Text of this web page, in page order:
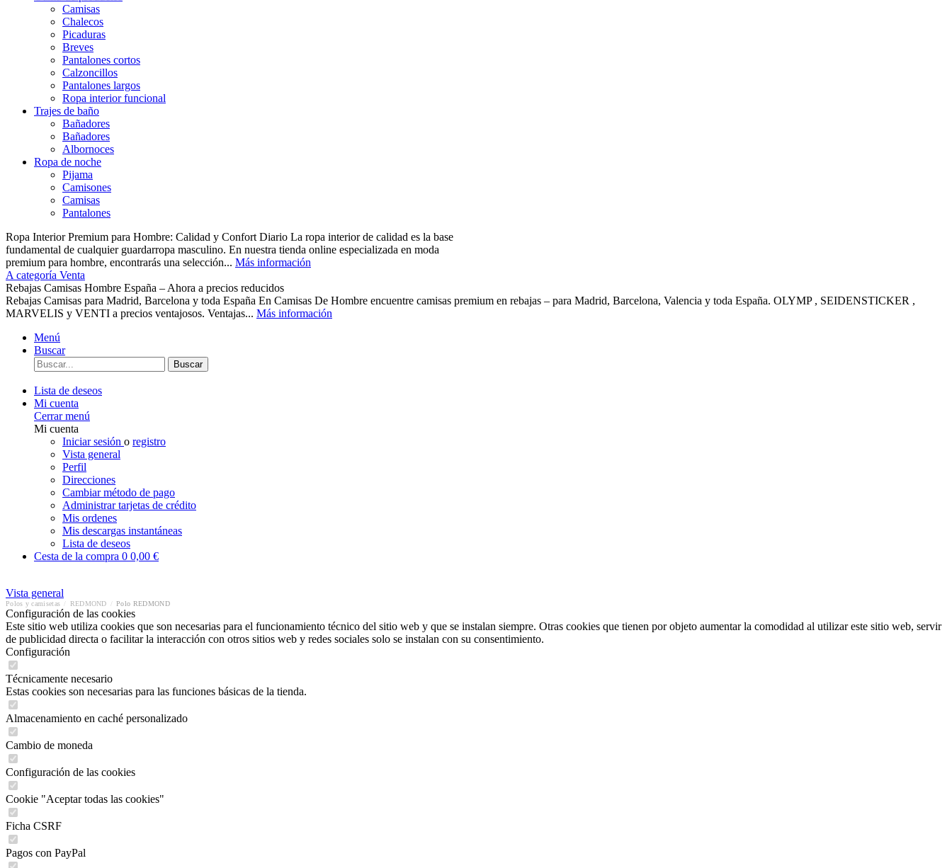
Camisas
Chalecos
Picaduras
Breves
Pantalones cortos
Calzoncillos
Pantalones largos
Ropa interior funcional
Trajes de baño
Bañadores
Bañadores
Albornoces
Ropa de noche
Pijama
Camisones
Camisas
Pantalones
Ropa Interior Premium para Hombre: Calidad y Confort Diario La ropa interior de calidad es la base
fundamental de cualquier guardarropa masculino. En nuestra tienda online especializada en moda
premium para hombre, encontrarás una selección... Más información
A categoría Venta
Rebajas Camisas Hombre España – Ahora a precios reducidos
Rebajas Camisas para Madrid, Barcelona y toda España En Camisas De Hombre encuentre camisas premium en rebajas – para Madrid, Barcelona, Valencia y toda España. OLYMP , SEIDENSTICKER ,
MARVELIS y VENTI a precios ventajosos. Ventajas... Más información
Menú
Buscar
Buscar
Lista de deseos
Mi cuenta
Cerrar menú
Mi cuenta
Iniciar sesión o registro
Vista general
Perfil
Direcciones
Cambiar método de pago
Administrar tarjetas de crédito
Mis ordenes
Mis descargas instantáneas
Lista de deseos
Cesta de la compra 0 0,00 €
Vista general
Polos y camisetas REDMOND Polo REDMOND
Configuración de las cookies
Este sitio web utiliza cookies que son necesarias para el funcionamiento técnico del sitio web y que se instalan siempre. Otras cookies que tienen por objeto aumentar la comodidad al utilizar este sitio web, servir
de publicidad directa o facilitar la interacción con otros sitios web y redes sociales solo se instalan con su consentimiento.
Configuración
Técnicamente necesario
Estas cookies son necesarias para las funciones básicas de la tienda.
Almacenamiento en caché personalizado
Cambio de moneda
Configuración de las cookies
Cookie "Aceptar todas las cookies"
Ficha CSRF
Pagos con PayPal